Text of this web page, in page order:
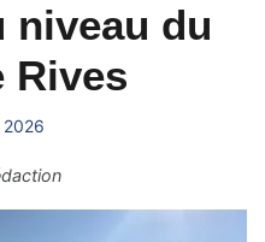
niveau du
Rives
2026